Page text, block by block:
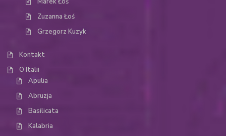
Zuzanna Łoś
Grzegorz Kuzyk
Kontakt
O Italii
Apulia
Abruzja
Basilicata
Kalabria